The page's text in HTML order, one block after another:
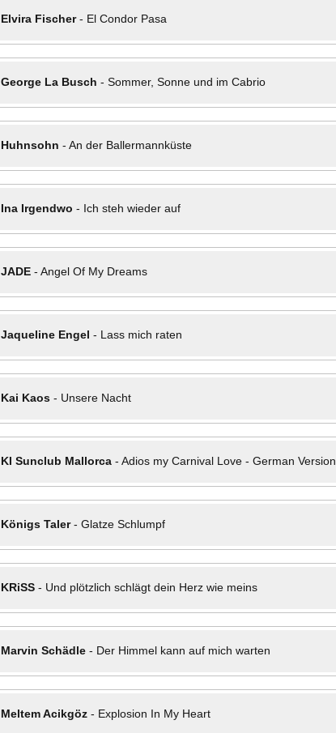
Elvira Fischer- El Condor Pasa
George La Busch - Sommer, Sonne und im Cabrio
Huhnsohn - An der Ballermannküste
Ina Irgendwo - Ich steh wieder auf
JADE- Angel Of My Dreams
Jaqueline Engel - Lass mich raten
Kai Kaos- Unsere Nacht
KI Sunclub Mallorca- Adios my Carnival Love - German Version
Königs Taler- Glatze Schlumpf
KRiSS- Und plötzlich schlägt dein Herz wie meins
Marvin Schädle- Der Himmel kann auf mich warten
Meltem Acikgöz- Explosion In My Heart